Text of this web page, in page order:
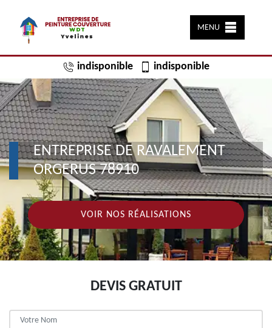
MENU
indisponible indisponible
ENTREPRISE DE RAVALEMENT
ORGERUS 78910
VOIR NOS RÉALISATIONS
DEVIS GRATUIT